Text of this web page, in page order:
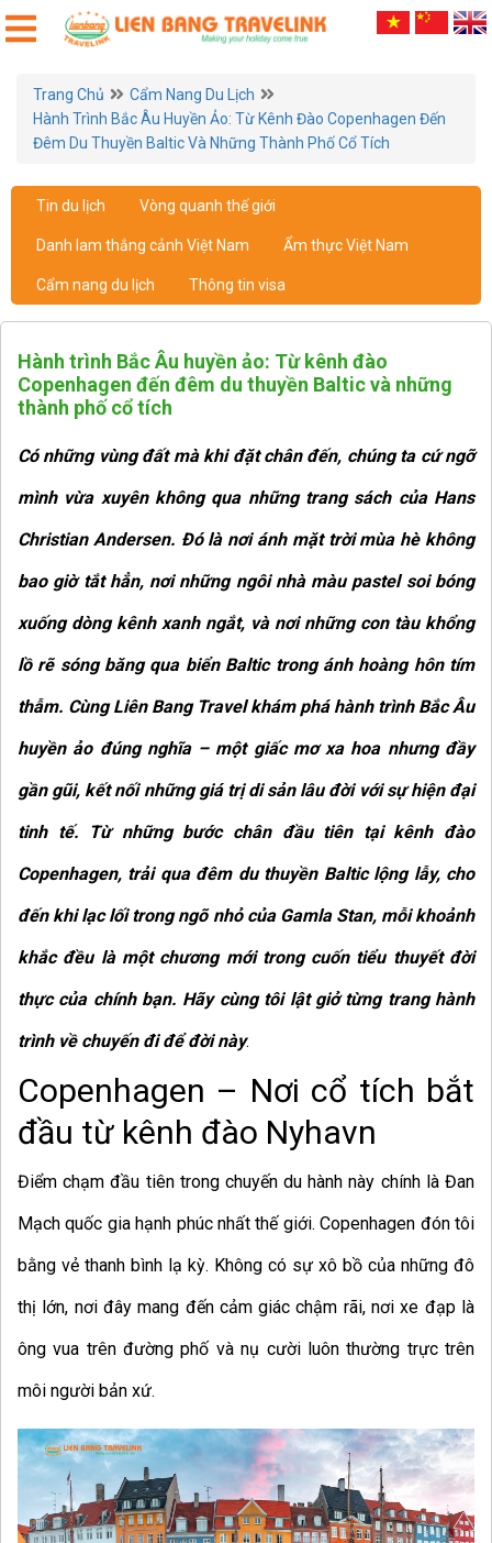
Trang Chủ
Cẩm Nang Du Lịch
Hành Trình Bắc Âu Huyền Ảo: Từ Kênh Đào Copenhagen Đến
Đêm Du Thuyền Baltic Và Những Thành Phố Cổ Tích
Tin du lịch Vòng quanh thế giới
Danh lam thắng cảnh Việt Nam Ẩm thực Việt Nam
Cẩm nang du lịch Thông tin visa
Hành trình Bắc Âu huyền ảo: Từ kênh đào
Copenhagen đến đêm du thuyền Baltic và những
thành phố cổ tích
Có những vùng đất mà khi đặt chân đến, chúng ta cứ ngỡ
mình vừa xuyên không qua những trang sách của Hans
Christian Andersen. Đó là nơi ánh mặt trời mùa hè không
bao giờ tắt hẳn, nơi những ngôi nhà màu pastel soi bóng
xuống dòng kênh xanh ngắt, và nơi những con tàu khổng
lồ rẽ sóng băng qua biển Baltic trong ánh hoàng hôn tím
thẫm. Cùng Liên Bang Travel khám phá hành trình Bắc Âu
huyền ảo đúng nghĩa – một giấc mơ xa hoa nhưng đầy
gần gũi, kết nối những giá trị di sản lâu đời với sự hiện đại
tinh tế. Từ những bước chân đầu tiên tại kênh đào
Copenhagen, trải qua đêm du thuyền Baltic lộng lẫy, cho
đến khi lạc lối trong ngõ nhỏ của Gamla Stan, mỗi khoảnh
khắc đều là một chương mới trong cuốn tiểu thuyết đời
thực của chính bạn. Hãy cùng tôi lật giở từng trang hành
trình về chuyến đi để đời này.
Copenhagen – Nơi cổ tích bắt
đầu từ kênh đào Nyhavn
Điểm chạm đầu tiên trong chuyến du hành này chính là Đan
Mạch quốc gia hạnh phúc nhất thế giới. Copenhagen đón tôi
bằng vẻ thanh bình lạ kỳ. Không có sự xô bồ của những đô
thị lớn, nơi đây mang đến cảm giác chậm rãi, nơi xe đạp là
ông vua trên đường phố và nụ cười luôn thường trực trên
môi người bản xứ.